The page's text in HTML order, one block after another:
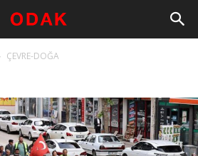
ÇEVRE-DOĞA